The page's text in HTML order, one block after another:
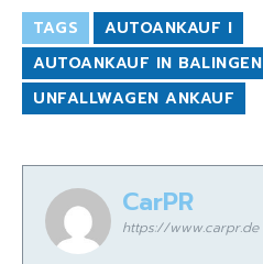
TAGS
AUTOANKAUF I
AUTOANKAUF IN BALINGEN
UNFALLWAGEN ANKAUF
CarPR
https://www.carpr.de